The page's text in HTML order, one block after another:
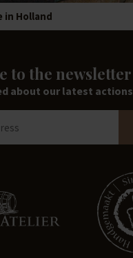
in Holland
to the newsletter
about our latest actions